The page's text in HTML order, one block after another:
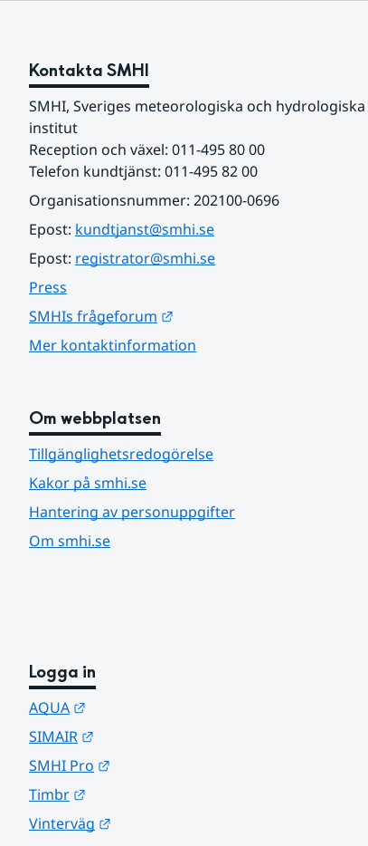
Kontakta SMHI
SMHI, Sveriges meteorologiska och hydrologiska
institut
Reception och växel: 011-495 80 00
Telefon kundtjänst: 011-495 82 00
Organisationsnummer: 202100-0696
Epost: kundtjanst@smhi.se
Epost: registrator@smhi.se
Press
SMHIs frågeforum
Mer kontaktinformation
Om webbplatsen
Tillgänglighetsredogörelse
Kakor på smhi.se
Hantering av personuppgifter
Om smhi.se
Logga in
AQUA
SIMAIR
SMHI Pro
Timbr
Vinterväg